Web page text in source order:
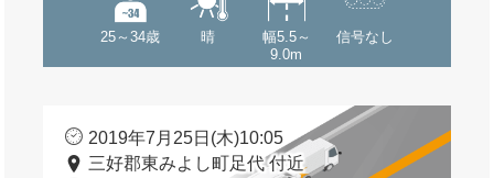
25～34歳 晴
幅5.5～
9.0m
信号なし
2019年7月25日(木)10:05
三好郡東みよし町足代 付近